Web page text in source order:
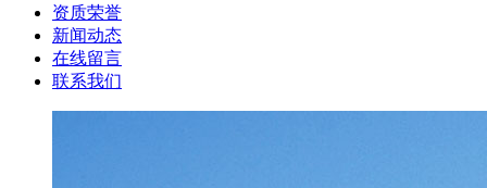
资质荣誉
新闻动态
在线留言
联系我们